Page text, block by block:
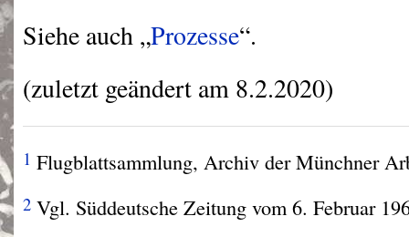
Siehe auch „Prozesse“.
(zuletzt geändert am 8.2.2020)
1 Flugblattsammlung, Archiv der Münchner
2 Vgl. Süddeutsche Zeitung vom 6. Februar